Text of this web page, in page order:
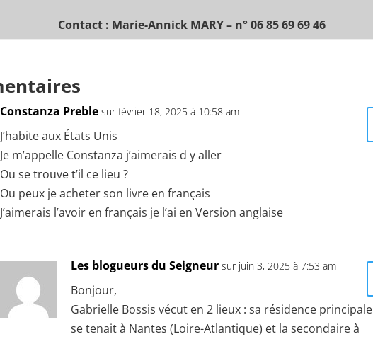
Contact : Marie-Annick MARY – n° 06 85 69 69 46
Constanza Preble sur février 18, 2025 à 10:58 am
J’habite aux États Unis
Je m’appelle Constanza j’aimerais d y aller
Ou se trouve t’il ce lieu ?
Ou peux je acheter son livre en français
J’aimerais l’avoir en français je l’ai en Version anglaise
Les blogueurs du Seigneur sur juin 3, 2025 à 7:53 am
Bonjour,
Gabrielle Bossis vécut en 2 lieux : sa résidence principale
se tenait à Nantes (Loire-Atlantique) et la secondaire à